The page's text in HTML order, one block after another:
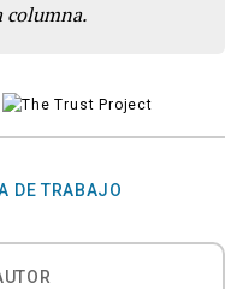
columna.
DE TRABAJO